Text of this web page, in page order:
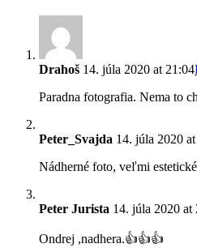
Drahoš 14. júla 2020 at 21:04
Paradna fotografia. Nema to
Peter_Svajda 14. júla 2020
Nádherné foto, veľmi
Peter Jurista 14. júla 2020 at
Ondrej ,nadhera.👍👍👍